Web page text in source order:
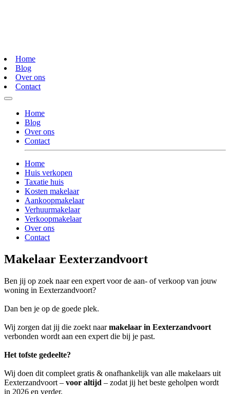
Home
Blog
Over ons
Contact
Home
Blog
Over ons
Contact
Home
Huis verkopen
Taxatie huis
Kosten makelaar
Aankoopmakelaar
Verhuurmakelaar
Verkoopmakelaar
Over ons
Contact
Makelaar Eexterzandvoort
Ben jij op zoek naar een expert voor de aan- of verkoop van jouw
woning in Eexterzandvoort?
Dan ben je op de goede plek.
Wij zorgen dat jij die zoekt naarmakelaar in Eexterzandvoort
verbonden wordt aan een expert die bij je past.
Het tofste gedeelte?
Wij doen dit compleet gratis & onafhankelijk van alle makelaars uit
Eexterzandvoort – voor altijd – zodat jij het beste geholpen wordt
in 2026 en verder.